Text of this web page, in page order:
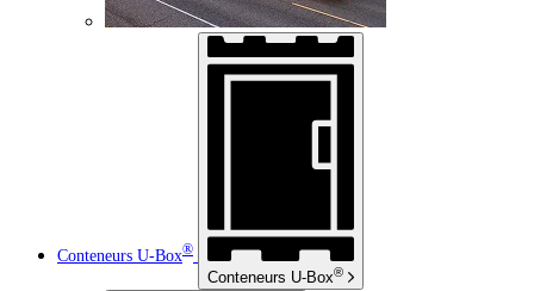
Conteneurs U-Box®
Conteneurs U-Box®